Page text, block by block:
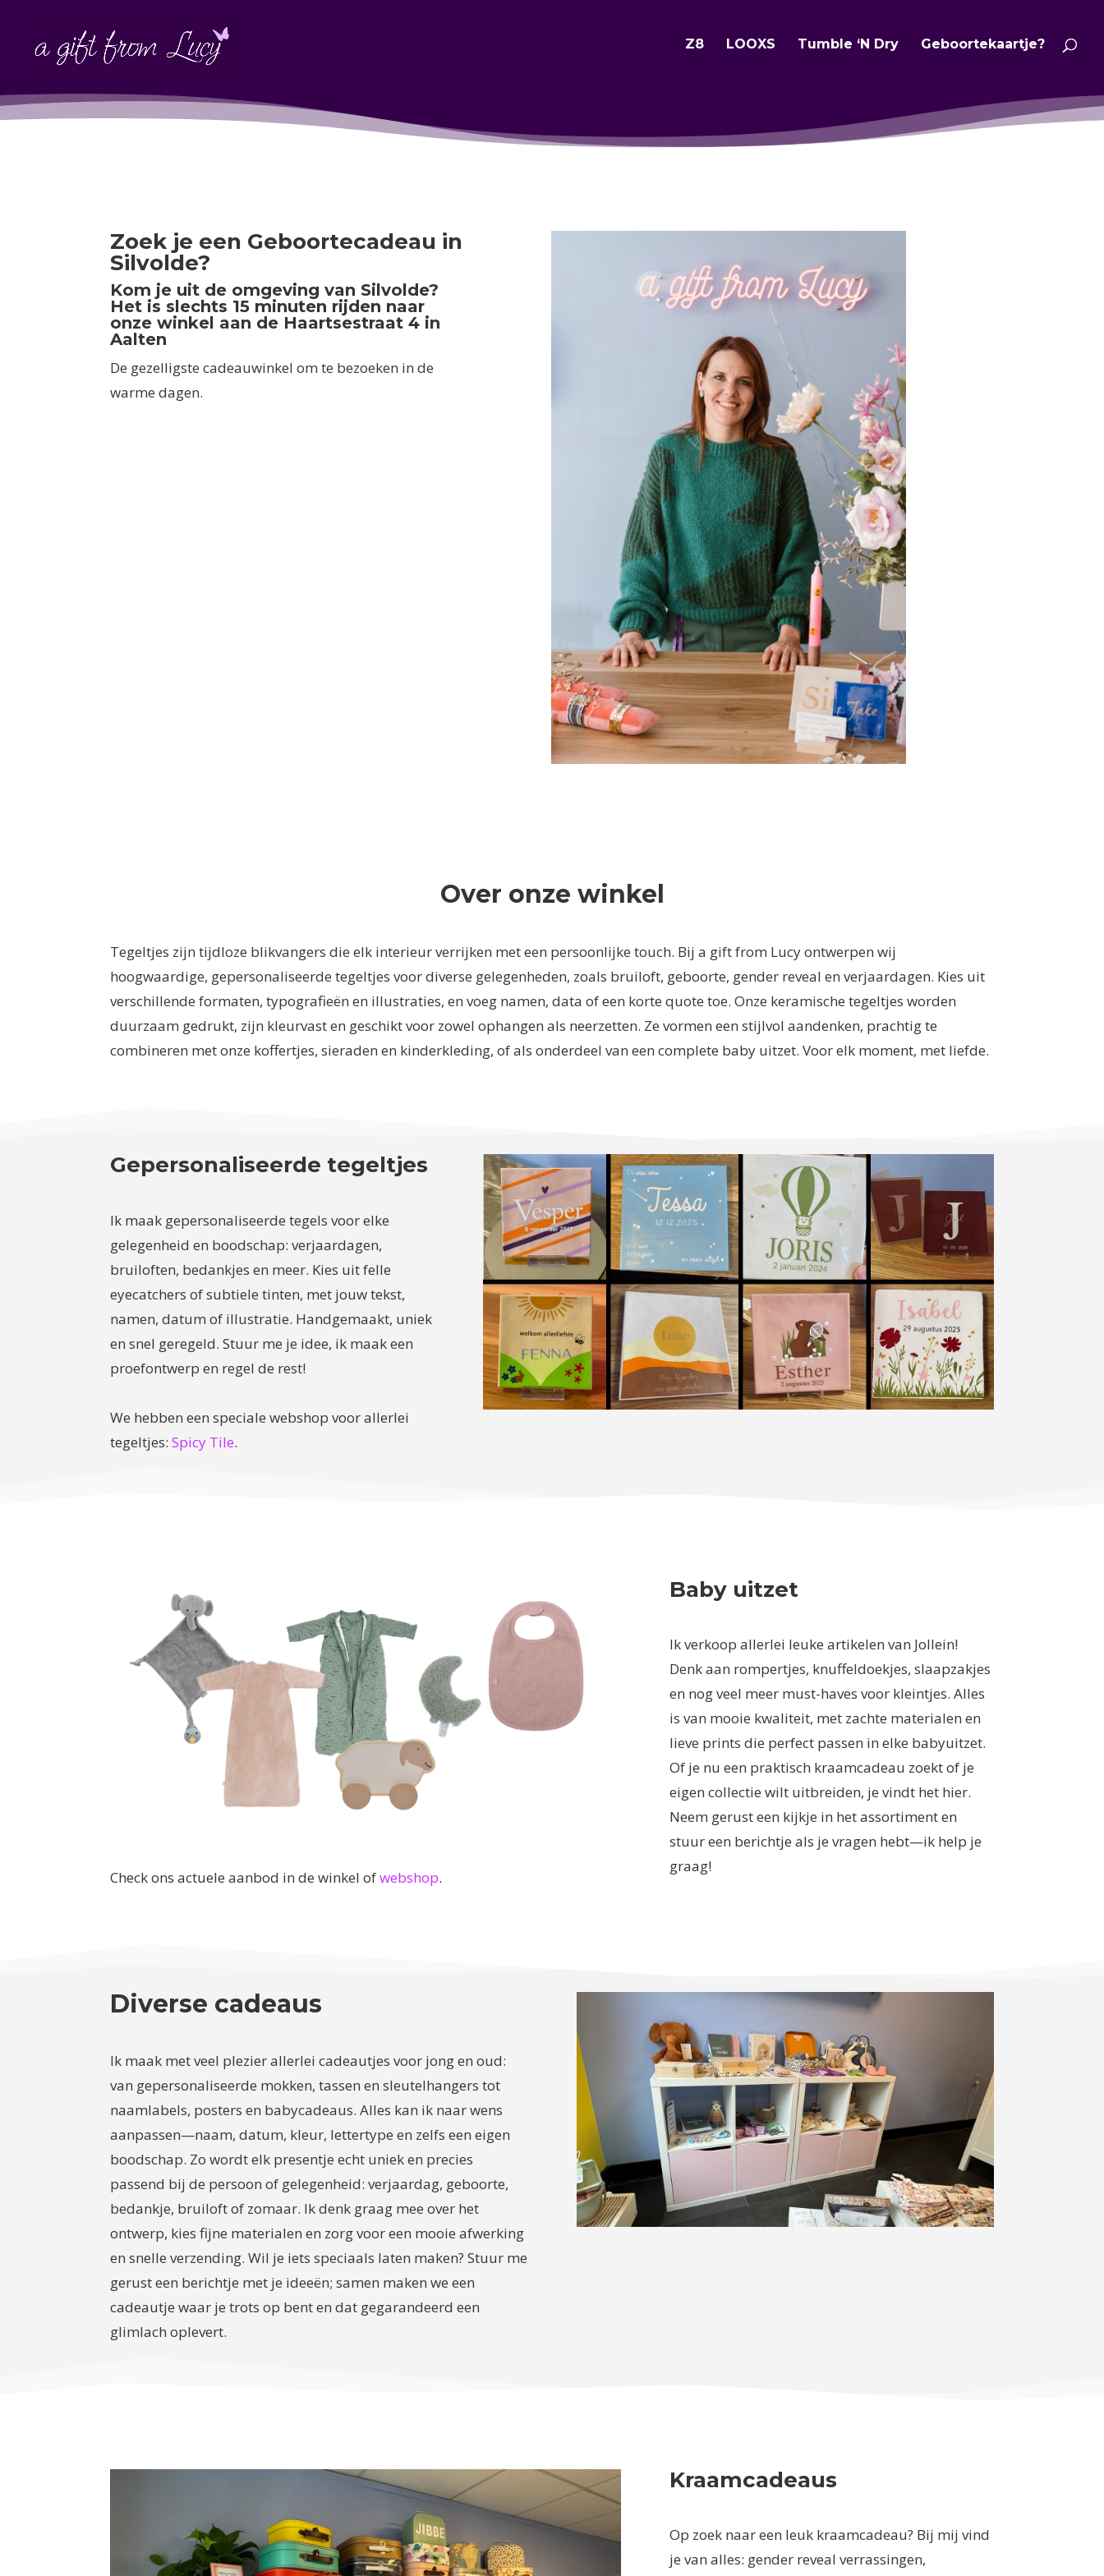
Z8 LOOXS Tumble ‘N Dry Geboortekaartje?
Zoek je een Geboortecadeau in
Silvolde?
Kom je uit de omgeving van Silvolde?
Het is slechts 15 minuten rijden naar
onze winkel aan de Haartsestraat 4 in
Aalten
De gezelligste cadeauwinkel om te bezoeken in de
warme dagen.
Over onze winkel
Tegeltjes zijn tijdloze blikvangers die elk interieur verrijken met een persoonlijke touch. Bij a gift from Lucy ontwerpen wij
hoogwaardige, gepersonaliseerde tegeltjes voor diverse gelegenheden, zoals bruiloft, geboorte, gender reveal en verjaardagen. Kies uit
verschillende formaten, typografieën en illustraties, en voeg namen, data of een korte quote toe. Onze keramische tegeltjes worden
duurzaam gedrukt, zijn kleurvast en geschikt voor zowel ophangen als neerzetten. Ze vormen een stijlvol aandenken, prachtig te
combineren met onze koffertjes, sieraden en kinderkleding, of als onderdeel van een complete baby uitzet. Voor elk moment, met liefde.
Gepersonaliseerde tegeltjes
Ik maak gepersonaliseerde tegels voor elke
gelegenheid en boodschap: verjaardagen,
bruiloften, bedankjes en meer. Kies uit felle
eyecatchers of subtiele tinten, met jouw tekst,
namen, datum of illustratie. Handgemaakt, uniek
en snel geregeld. Stuur me je idee, ik maak een
proefontwerp en regel de rest!
We hebben een speciale webshop voor allerlei
tegeltjes:Spicy Tile.
Check ons actuele aanbod in de winkel ofwebshop.
Baby uitzet
Ik verkoop allerlei leuke artikelen van Jollein!
Denk aan rompertjes, knuffeldoekjes, slaapzakjes
en nog veel meer must-haves voor kleintjes. Alles
is van mooie kwaliteit, met zachte materialen en
lieve prints die perfect passen in elke babyuitzet.
Of je nu een praktisch kraamcadeau zoekt of je
eigen collectie wilt uitbreiden, je vindt het hier.
Neem gerust een kijkje in het assortiment en
stuur een berichtje als je vragen hebt—ik help je
graag!
Diverse cadeaus
Ik maak met veel plezier allerlei cadeautjes voor jong en oud:
van gepersonaliseerde mokken, tassen en sleutelhangers tot
naamlabels, posters en babycadeaus. Alles kan ik naar wens
aanpassen—naam, datum, kleur, lettertype en zelfs een eigen
boodschap. Zo wordt elk presentje echt uniek en precies
passend bij de persoon of gelegenheid: verjaardag, geboorte,
bedankje, bruiloft of zomaar. Ik denk graag mee over het
ontwerp, kies fijne materialen en zorg voor een mooie afwerking
en snelle verzending. Wil je iets speciaals laten maken? Stuur me
gerust een berichtje met je ideeën; samen maken we een
cadeautje waar je trots op bent en dat gegarandeerd een
glimlach oplevert.
Kraamcadeaus
Op zoek naar een leuk kraamcadeau? Bij mij vind
je van alles: gender reveal verrassingen,